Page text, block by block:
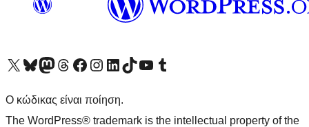
Visit our X (formerly Twitter) account
Visit our Bluesky account
Επισκεφθείτε τον λογαριασμό μας στο Mastodon
Visit our Threads account
Επισκεφτείτε τη σελίδα μας στο Facebook
Επισκεφθείτε τον λογαριασμό μας Instagram
Επισκεφθείτε τον λογαριασμό μας LinkedIn
Visit our TikTok account
Visit our YouTube channel
Visit our Tumblr account
Ο κώδικας είναι ποίηση.
The WordPress® trademark is the intellectual property of the